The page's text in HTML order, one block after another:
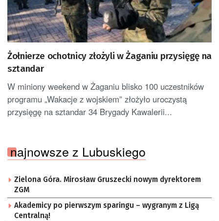
Żołnierze ochotnicy złożyli w Żaganiu przysięgę na
sztandar
W miniony weekend w Żaganiu blisko 100 uczestników
programu „Wakacje z wojskiem” złożyło uroczystą
przysięgę na sztandar 34 Brygady Kawalerii...
najnowsze z Lubuskiego
Zielona Góra. Mirosław Gruszecki nowym dyrektorem
ZGM
Akademicy po pierwszym sparingu – wygranym z Ligą
Centralną!